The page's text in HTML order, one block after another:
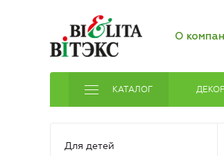
О
КАТАЛОГ
Для детей